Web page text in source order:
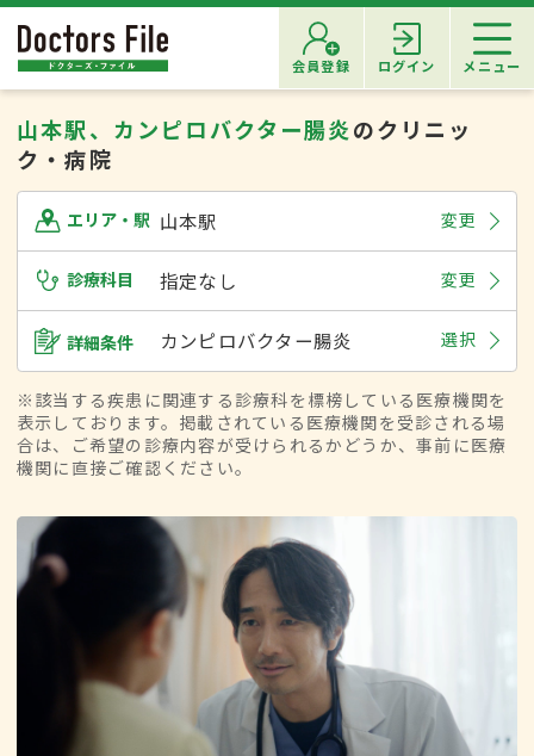
会員登録 ログイン メニュー
山本駅、カンピロバクター腸炎のクリニッ
ク・病院
エリア・駅 山本駅 変更
診療科目 指定なし 変更
詳細条件 カンピロバクター腸炎 選択
※該当する疾患に関連する診療科を標榜している医療機関を
表示しております。掲載されている医療機関を受診される場
合は、ご希望の診療内容が受けられるかどうか、事前に医療
機関に直接ご確認ください。